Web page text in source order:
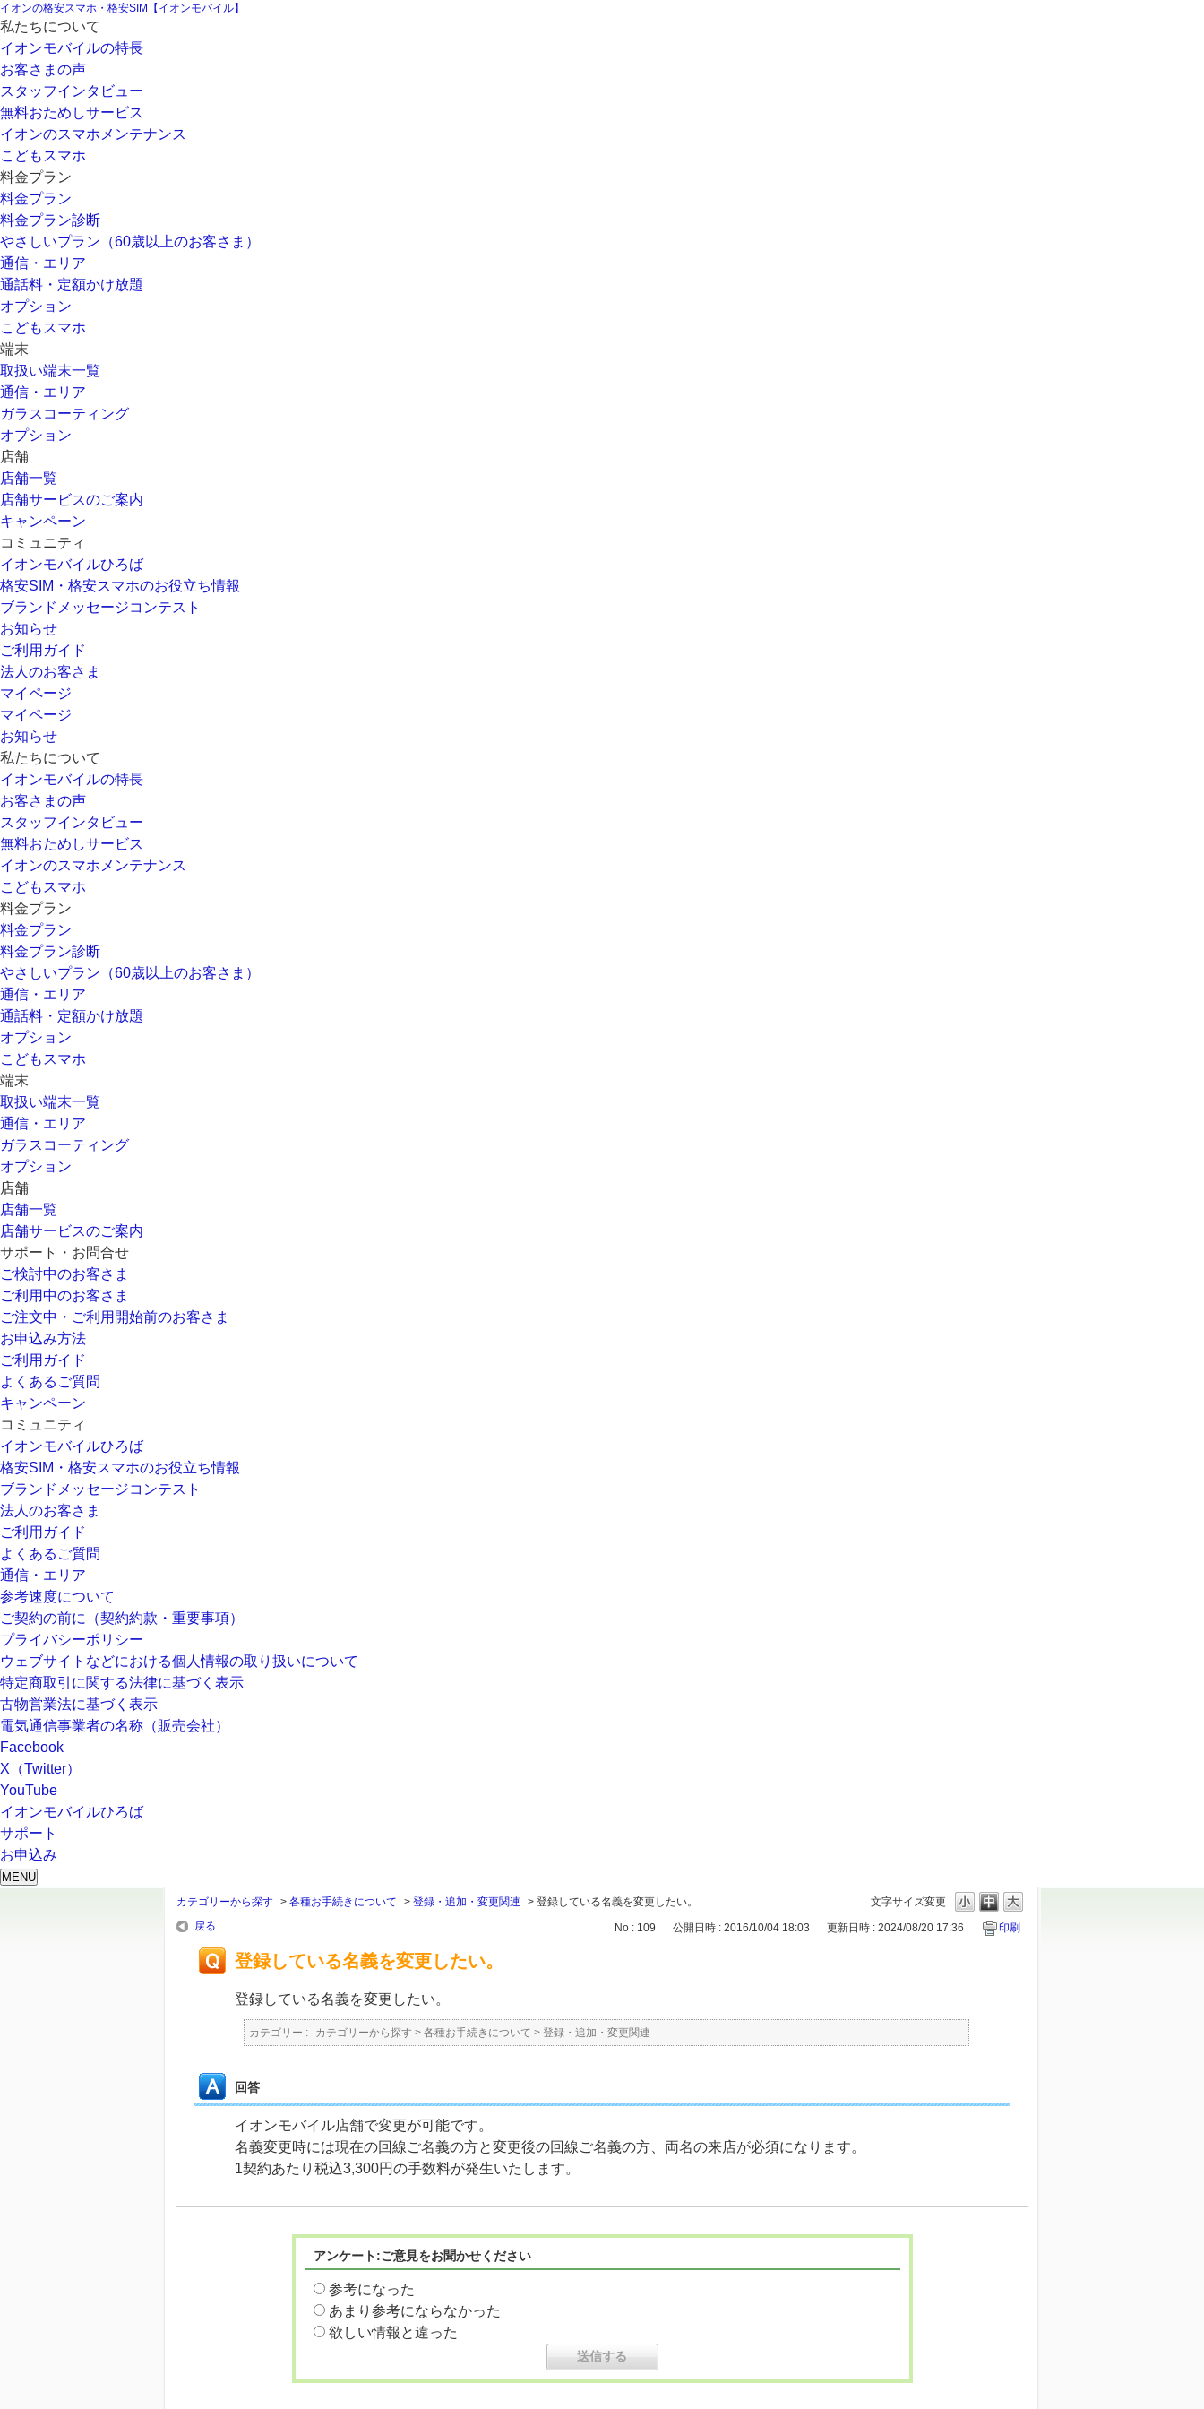
イオンの格安スマホ・格安SIM【イオンモバイル】
私たちについて
イオンモバイルの特長
お客さまの声
スタッフインタビュー
無料おためしサービス
イオンのスマホメンテナンス
こどもスマホ
料金プラン
料金プラン
料金プラン診断
やさしいプラン（60歳以上のお客さま）
通信・エリア
通話料・定額かけ放題
オプション
こどもスマホ
端末
取扱い端末一覧
通信・エリア
ガラスコーティング
オプション
店舗
店舗一覧
店舗サービスのご案内
キャンペーン
コミュニティ
イオンモバイルひろば
格安SIM・格安スマホのお役立ち情報
ブランドメッセージコンテスト
お知らせ
ご利用ガイド
法人のお客さま
マイページ
マイページ
お知らせ
私たちについて
イオンモバイルの特長
お客さまの声
スタッフインタビュー
無料おためしサービス
イオンのスマホメンテナンス
こどもスマホ
料金プラン
料金プラン
料金プラン診断
やさしいプラン（60歳以上のお客さま）
通信・エリア
通話料・定額かけ放題
オプション
こどもスマホ
端末
取扱い端末一覧
通信・エリア
ガラスコーティング
オプション
店舗
店舗一覧
店舗サービスのご案内
サポート・お問合せ
ご検討中のお客さま
ご利用中のお客さま
ご注文中・ご利用開始前のお客さま
お申込み方法
ご利用ガイド
よくあるご質問
キャンペーン
コミュニティ
イオンモバイルひろば
格安SIM・格安スマホのお役立ち情報
ブランドメッセージコンテスト
法人のお客さま
ご利用ガイド
よくあるご質問
通信・エリア
参考速度について
ご契約の前に（契約約款・重要事項）
プライバシーポリシー
ウェブサイトなどにおける個人情報の取り扱いについて
特定商取引に関する法律に基づく表示
古物営業法に基づく表示
電気通信事業者の名称（販売会社）
Facebook
X（Twitter）
YouTube
イオンモバイルひろば
サポート
お申込み
MENU
文字サイズ変更
カテゴリーから探す > 各種お手続きについて > 登録・追加・変更関連 > 登録している名義を変更したい。
戻る
No : 109 公開日時 : 2016/10/04 18:03 更新日時 : 2024/08/20 17:36 印刷
登録している名義を変更したい。
登録している名義を変更したい。
カテゴリー : カテゴリーから探す > 各種お手続きについて > 登録・追加・変更関連
回答
イオンモバイル店舗で変更が可能です。
名義変更時には現在の回線ご名義の方と変更後の回線ご名義の方、両名の来店が必須になります。
1契約あたり税込3,300円の手数料が発生いたします。
アンケート:ご意見をお聞かせください
参考になった
あまり参考にならなかった
欲しい情報と違った